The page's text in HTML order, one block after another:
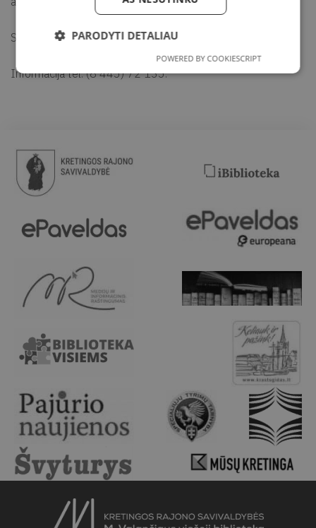
Spalio mėnesį vyks 6, 13, 20 ir 27 dienomis nuo 14 val.
Informacija tel. (8 445) 72 135.
PARODYTI DETALIAU
POWERED BY COOKIESCRIPT